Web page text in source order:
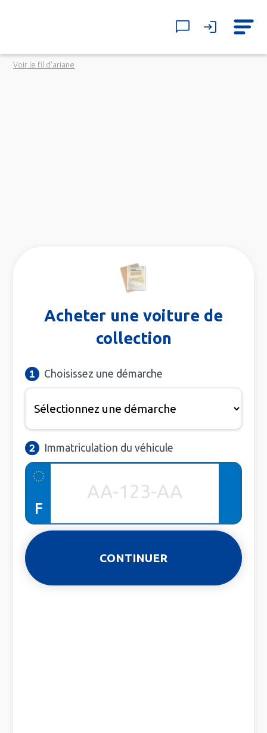
Voir le fil d'ariane
Acheter une voiture de
collection
Choisissez une démarche
Immatriculation du véhicule
F